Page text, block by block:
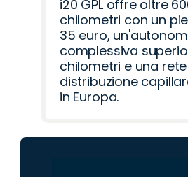
i20 GPL offre oltre
chilometri con un
35 euro,
complessiva
chilometri e una
distribuzione
in Europa.